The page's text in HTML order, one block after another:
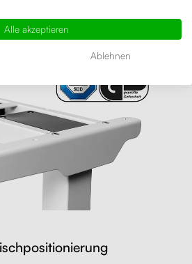
Sorge, es ist kein Lkw-Heber.
Alle akzeptieren
Ablehnen